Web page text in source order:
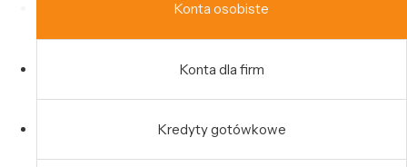
Konta osobiste
Konta dla firm
Kredyty gotówkowe